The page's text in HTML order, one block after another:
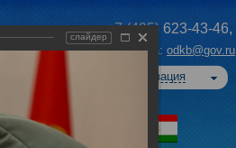
+7 (495) 623-43-46,
Эл. почта: odkb@gov.ru
Авторизация
слайдер